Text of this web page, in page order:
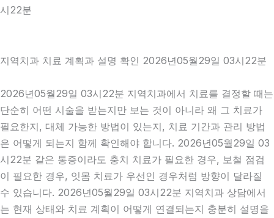
시22분
지역치과 치료 계획과 설명 확인 2026년05월29일 03시22분
2026년05월29일 03시22분 지역치과에서 치료를 결정할 때는
단순히 어떤 시술을 받는지만 보는 것이 아니라 왜 그 치료가
필요한지, 대체 가능한 방법이 있는지, 치료 기간과 관리 방법
은 어떻게 되는지 함께 확인해야 합니다. 2026년05월29일 03
시22분 같은 통증이라도 충치 치료가 필요한 경우, 보철 점검
이 필요한 경우, 잇몸 치료가 우선인 경우처럼 방향이 달라질
수 있습니다. 2026년05월29일 03시22분 지역치과 상담에서
는 현재 상태와 치료 계획이 어떻게 연결되는지 충분히 설명을